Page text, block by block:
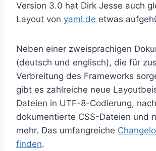
Version 3.0 hat Dirk Jesse auch
Layout von yaml.de etwas
Neben einer zweisprachigen
(deutsch und englisch), die für
Verbreitung des Frameworks
gibt es zahlreiche neue
Dateien in UTF-8-Codierung,
dokumentierte CSS-Dateien und
mehr. Das umfangreiche
finden.